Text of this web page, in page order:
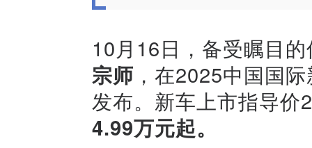
10月16日，备受瞩目
宗师 ，在2025中国国
发布。新车上市指导价
4.99万元起。